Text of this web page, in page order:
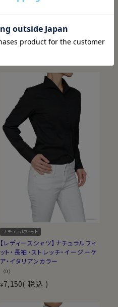
ワイドカラー
（0）
ナチュラルフィット
【レディースシャツ】ナチュラルフィ
ット・長袖・ストレッチ・イージーケ
ア・イタリアンカラー
（0）
¥7,150 税込